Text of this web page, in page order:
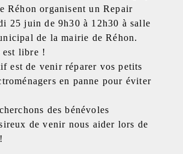
Réhon organisent un Repair
25 juin de 9h30 à 12h30 à salle
de la mairie de Réhon.
est libre !
est de venir réparer vos petits
en panne pour éviter
des bénévoles
de venir nous aider lors de